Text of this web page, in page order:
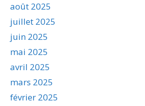
août 2025
juillet 2025
juin 2025
mai 2025
avril 2025
mars 2025
février 2025